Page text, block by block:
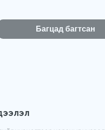
Багцад багтсан